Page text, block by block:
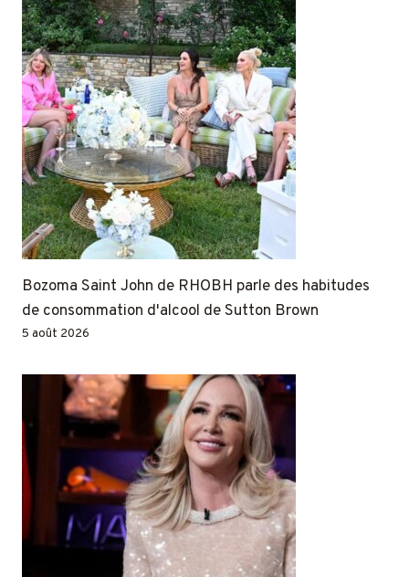
Bozoma Saint John de RHOBH parle des habitudes
de consommation d'alcool de Sutton Brown
5 août 2026